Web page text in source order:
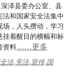
泽县委办公室、县
和国家安全法集中
，人头攒动，学习
着醒目的横幅和标
资料……更多
法,宪法,宣传,国